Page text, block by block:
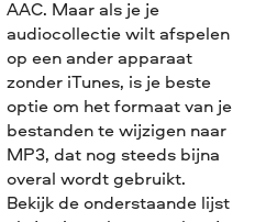
AAC. Maar als je je
audiocollectie wilt afspelen
op een ander apparaat
zonder iTunes, is je beste
optie om het formaat van je
bestanden te wijzigen naar
MP3, dat nog steeds bijna
overal wordt gebruikt.
Bekijk de onderstaande lijst